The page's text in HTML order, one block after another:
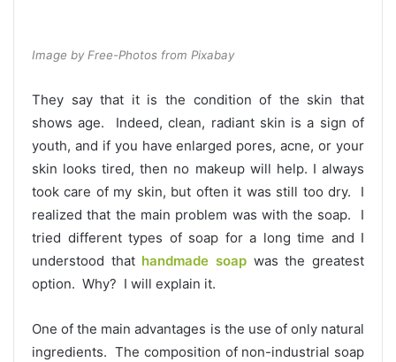
Image by Free-Photos from Pixabay
They say that it is the condition of the skin that
shows age. Indeed, clean, radiant skin is a sign of
youth, and if you have enlarged pores, acne, or your
skin looks tired, then no makeup will help. I always
took care of my skin, but often it was still too dry. I
realized that the main problem was with the soap. I
tried different types of soap for a long time and I
understood that handmade soap was the greatest
option. Why? I will explain it.
One of the main advantages is the use of only natural
ingredients. The composition of non-industrial soap